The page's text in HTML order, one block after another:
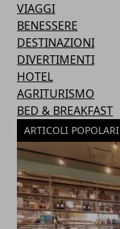
VIAGGI
BENESSERE
DESTINAZIONI
DIVERTIMENTI
HOTEL
AGRITURISMO
BED & BREAKFAST
ARTICOLI POPOLARI